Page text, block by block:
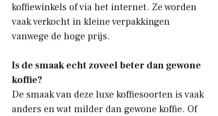
koffiewinkels of via het internet. Ze worden
vaak verkocht in kleine verpakkingen
vanwege de hoge prijs.
Is de smaak echt zoveel beter dan gewone
koffie?
De smaak van deze luxe koffiesoorten is vaak
anders en wat milder dan gewone koffie. Of